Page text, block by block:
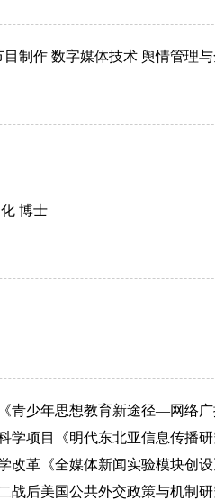
制作 数字媒体技术 舆情管理
博士
青少年思想教育新途径—网络广
学项目《明代东北亚信息传播研
改革《全媒体新闻实验模块创设
战后美国公共外交政策与机制研